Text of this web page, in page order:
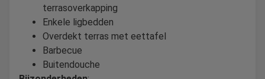
terrasoverkapping
Enkele ligbedden
Overdekt terras met eettafel
Barbecue
Buitendouche